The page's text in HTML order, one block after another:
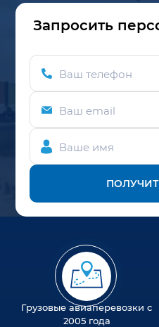
Запросить
Ваш телефон
Ваш email
Ваше имя
Грузовые авиаперевозки с
2005 года